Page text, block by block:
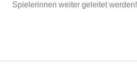
Spielerinnen weiter geleitet werden!